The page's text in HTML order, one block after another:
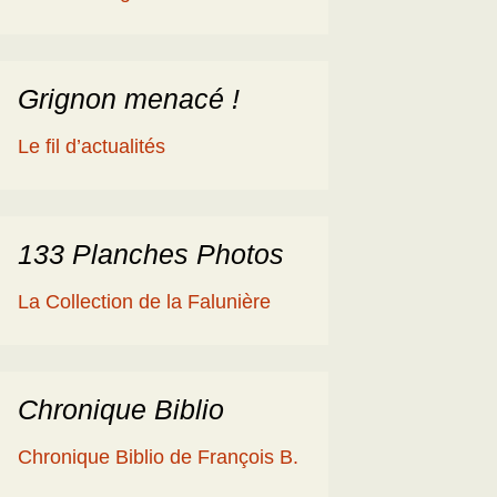
et les fossiles
silicifiée …
les reportages
Grignon menacé !
Le fil d’actualités
133 Planches Photos
La Collection de la Falunière
Chronique Biblio
Chronique Biblio de François B.